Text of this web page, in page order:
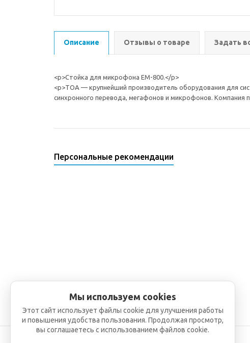
Описание Отзывы о товаре Задать
<p>Стойка для микрофона EM-800.</p>
<p>TOA — крупнейший производитель оборудования для
синхронного перевода, мегафонов и микрофонов. Компания
Персональные рекомендации
Мы используем cookies
Этот сайт использует файлы cookie для улучшения работы
и повышения удобства пользования. Продолжая просмотр,
вы соглашаетесь с использованием файлов cookie.